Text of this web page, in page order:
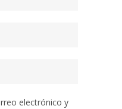
electrónico y